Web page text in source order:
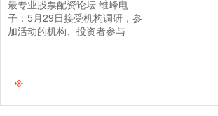
最专业股票配资论坛 维峰电
子：5月29日接受机构调研，参
加活动的机构、投资者参与